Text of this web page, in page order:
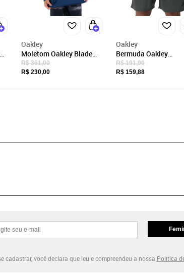
Oakley
Moletom Oakley Blade
Thermo Pullover
Masculino Preto
R$ 361,00
R$ 230,00
Oakley
Bermuda Oakley
Masculina Treino
Knit Cinza
R$ 191,90
R$ 159,88
cadastrar, você declara que leu e compreendeu a nossa Política